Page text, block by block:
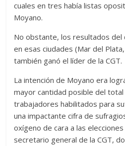
cuales en tres había listas
Moyano.
No obstante, los resultados del
en esas ciudades (Mar del Plata,
también ganó el líder de la CGT.
La intención de Moyano era
mayor cantidad posible del
trabajadores habilitados para
una impactante cifra de
oxígeno de cara a las
secretario general de la CGT,